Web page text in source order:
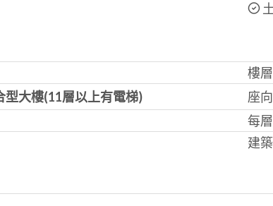
樓
型大樓(11層以上有電梯) 座向
每
建